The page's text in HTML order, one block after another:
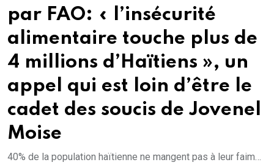
par FAO: « l’insécurité
alimentaire touche plus de
4 millions d’Haïtiens », un
appel qui est loin d’être le
cadet des soucis de Jovenel
Moise
40% de la population haïtienne ne mangent pas à leur faim…